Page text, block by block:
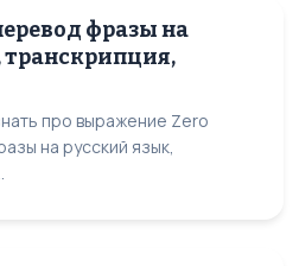
фразы на
транскрипция,
про выражение Zero
на русский язык,